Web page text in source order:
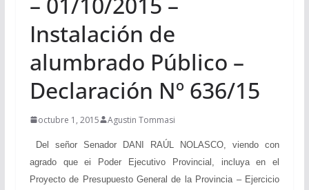
Instalación de
alumbrado Público –
Declaración Nº 636/15
octubre 1, 2015 Agustin Tommasi
Del señor Senador DANI RAÚL NOLASCO, viendo con
agrado que ei Poder Ejecutivo Provincial, incluya en el
Proyecto de Presupuesto General de la Provincia – Ejercicio